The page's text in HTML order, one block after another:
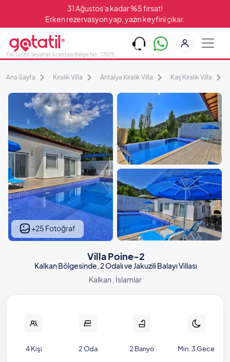
31 Ağustos'a kadar %5 fırsat!
Erken rezervasyon yap, yazın keyfini çıkar.
Fırıl Turizm Seyahat Acentası Belge No : 17075
Ana Sayfa Kiralık Villa Antalya Kiralık Villa Kaş Kiralık Villa
Villa Poine-2
Kalkan Bölgesinde, 2 Odalı ve Jakuzili Balayı Villası
Kalkan , İslamlar
+25 Fotoğraf
4 Kişi 2 Oda 2 Banyo Min. 3 Gece